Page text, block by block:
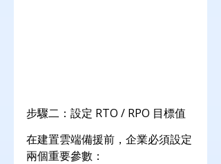
步驟二：設定 RTO / RPO 目標值
在建置雲端備援前，企業必須設定
兩個重要參數：